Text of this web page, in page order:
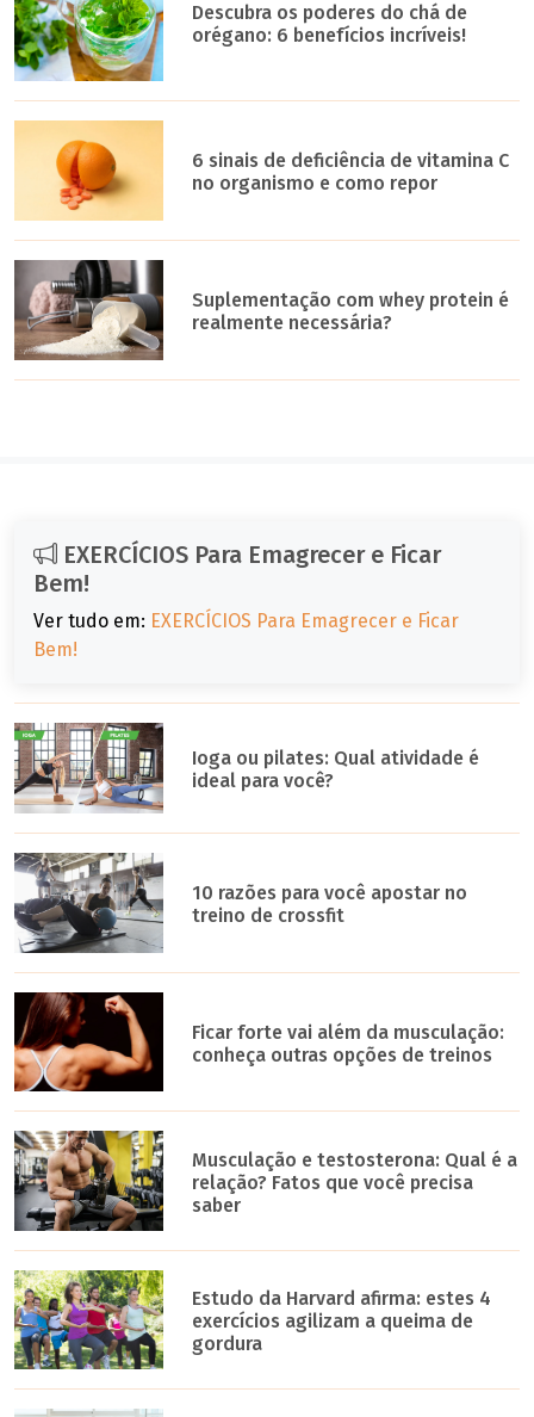
Descubra os poderes do chá de
orégano: 6 benefícios incríveis!
6 sinais de deficiência de vitamina C
no organismo e como repor
Suplementação com whey protein é
realmente necessária?
EXERCÍCIOS Para Emagrecer e Ficar
Bem!
Ver tudo em: EXERCÍCIOS Para Emagrecer e Ficar
Bem!
Ioga ou pilates: Qual atividade é
ideal para você?
10 razões para você apostar no
treino de crossfit
Ficar forte vai além da musculação:
conheça outras opções de treinos
Musculação e testosterona: Qual é a
relação? Fatos que você precisa
saber
Estudo da Harvard afirma: estes 4
exercícios agilizam a queima de
gordura